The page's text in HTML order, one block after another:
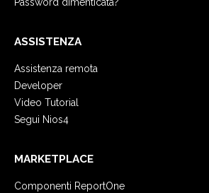
Password dimenticata?
ASSISTENZA
Assistenza remota
Developer
Video Tutorial
Segui Nios4
MARKETPLACE
Componenti ReportOne